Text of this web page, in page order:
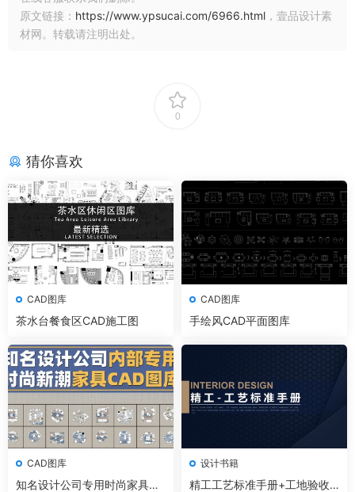
原文链接： https://www.ypsucai.com/6966.html ，壹品设计素
材网。转载请注明出处。
0
猜你喜欢
CAD图库
茶水台餐食区CAD施工图
CAD图库
手绘风CAD平面图库
CAD图库
知名设计公司专用时尚家具CA
设计书籍
精工工艺标准手册+工地验收